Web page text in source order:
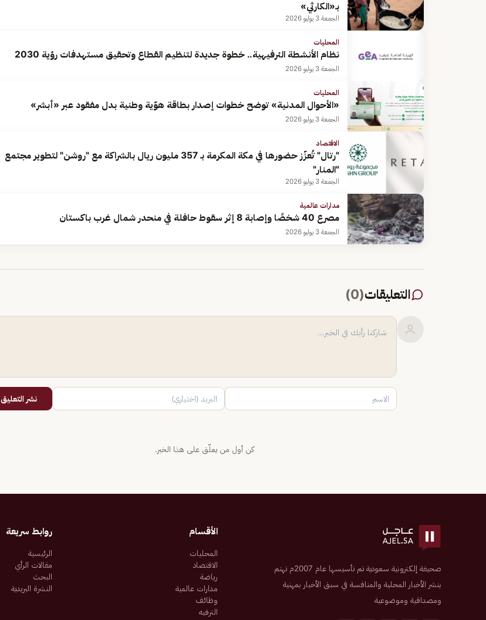
بـ«الكارثي»
الجمعة 3 يوليو 2026
المحليات
نظام الأنشطة الترفيهية.. خطوة جديدة لتنظيم القطاع وتحقيق مستهدفات رؤية 2030
الجمعة 3 يوليو 2026
المحليات
«الأحوال المدنية» توضح خطوات إصدار بطاقة هوّية وطنية بدل مفقود عبر «أبشر»
الجمعة 3 يوليو 2026
الاقتصاد
"رتال" تُعزّز حضورها في مكة المكرمة بـ 357 مليون ريال بالشراكة مع "روشن" لتطوير مجتمع
"المنار"
الجمعة 3 يوليو 2026
مدارات عالمية
مصرع 40 شخصًا وإصابة 8 إثر سقوط حافلة في منحدر شمال غرب باكستان
الجمعة 3 يوليو 2026
التعليقات(
0
)
نشر التعليق
كن أول من يعلّق على هذا الخبر.
صحيفة إلكترونية سعودية تم تأسيسها عام 2007م تهتم
بنشر الأخبار المحلية والمنافسة في سبق الأخبار بمهنية
ومصداقية وموضوعية
الأقسام
المحليات
الاقتصاد
رياضة
مدارات عالمية
وظائف
الترفيه
روابط سريعة
الرئيسية
مقالات الرأي
البحث
النشرة البريدية